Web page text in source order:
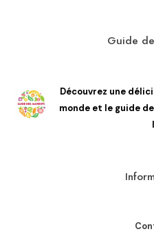
Guide
Découvrez une
monde et le guide